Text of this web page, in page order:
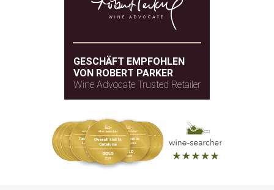
GESCHÄFT EMPFOHLEN
VON ROBERT PARKER
Wine Advocate Trusted Retailer